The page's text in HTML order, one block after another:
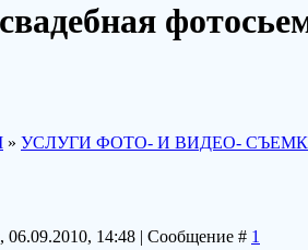
свадебная
» УСЛУГИ ФОТО- И ВИДЕО-
06.09.2010, 14:48 | Сообщение # 1